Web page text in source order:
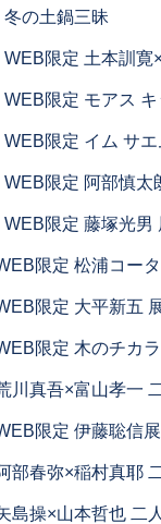
冬の土鍋三昧
WEB限定 土本訓寛
WEB限定 モアス
WEB限定 イム サ
WEB限定 阿部慎太
WEB限定 藤塚光男
限定 松浦コー
限定 大平新五
限定 木のチカ
川真吾×富山孝一
限定 伊藤聡信展
部春弥×稲村真耶
島操×山本哲也 二